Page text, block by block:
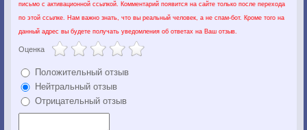
письмо с активационной ссылкой. Комментарий появится на сайте только после перехода
по этой ссылке. Нам важно знать, что вы реальный человек, а не спам-бот. Кроме того на
данный адрес вы будете получать уведомления об ответах на Ваш отзыв.
Оценка
Положительный отзыв
Нейтральный отзыв
Отрицательный отзыв